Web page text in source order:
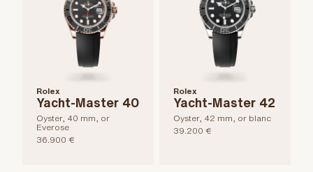
Rolex
Yacht-Master 40
Oyster, 40 mm, or
Everose
36.900 €
Rolex
Yacht-Master 42
Oyster, 42 mm, or blanc
39.200 €